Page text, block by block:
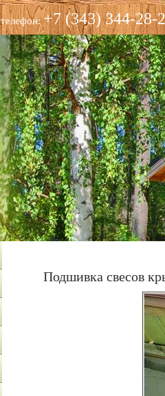
телефон:+7 (343) 344-28-
Подшивка свесов